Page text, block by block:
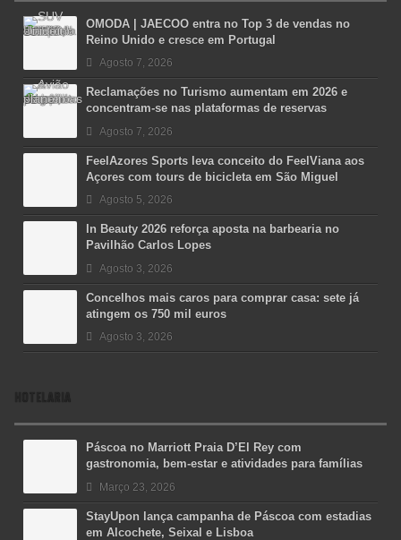
OMODA | JAECOO entra no Top 3 de vendas no
Reino Unido e cresce em Portugal
Agosto 7, 2026
Reclamações no Turismo aumentam em 2026 e
concentram-se nas plataformas de reservas
Agosto 7, 2026
FeelAzores Sports leva conceito do FeelViana aos
Açores com tours de bicicleta em São Miguel
Agosto 5, 2026
In Beauty 2026 reforça aposta na barbearia no
Pavilhão Carlos Lopes
Agosto 3, 2026
Concelhos mais caros para comprar casa: sete já
atingem os 750 mil euros
Agosto 3, 2026
HOTELARIA
Páscoa no Marriott Praia D’El Rey com
gastronomia, bem-estar e atividades para famílias
Março 23, 2026
StayUpon lança campanha de Páscoa com estadias
em Alcochete, Seixal e Lisboa